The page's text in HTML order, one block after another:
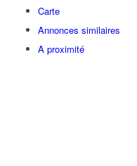
Carte
Annonces similaires
A proximité